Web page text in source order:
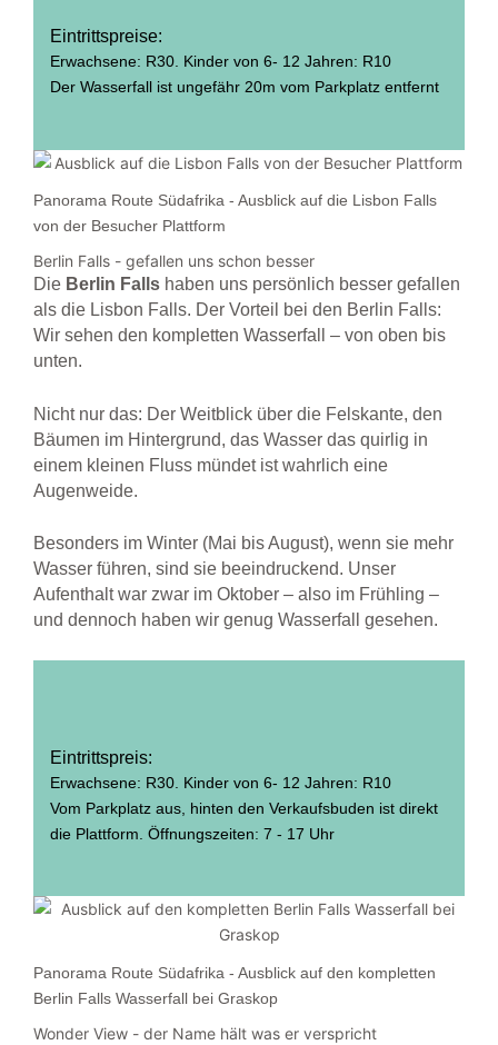
Eintrittspreise:
Erwachsene: R30. Kinder von 6- 12 Jahren: R10
Der Wasserfall ist ungefähr 20m vom Parkplatz entfernt
Panorama Route Südafrika - Ausblick auf die Lisbon Falls
von der Besucher Plattform
Berlin Falls - gefallen uns schon besser
Die Berlin Falls haben uns persönlich besser gefallen
als die Lisbon Falls. Der Vorteil bei den Berlin Falls:
Wir sehen den kompletten Wasserfall – von oben bis
unten.
Nicht nur das: Der Weitblick über die Felskante, den
Bäumen im Hintergrund, das Wasser das quirlig in
einem kleinen Fluss mündet ist wahrlich eine
Augenweide.
Besonders im Winter (Mai bis August), wenn sie mehr
Wasser führen, sind sie beeindruckend. Unser
Aufenthalt war zwar im Oktober – also im Frühling –
und dennoch haben wir genug Wasserfall gesehen.
Eintrittspreis:
Erwachsene: R30. Kinder von 6- 12 Jahren: R10
Vom Parkplatz aus, hinten den Verkaufsbuden ist direkt
die Plattform. Öffnungszeiten: 7 - 17 Uhr
Panorama Route Südafrika - Ausblick auf den kompletten
Berlin Falls Wasserfall bei Graskop
Wonder View - der Name hält was er verspricht